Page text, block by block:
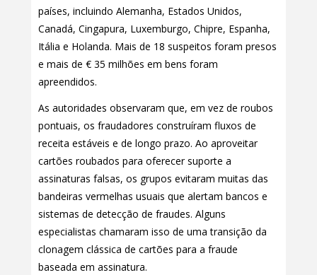
países, incluindo Alemanha, Estados Unidos,
Canadá, Cingapura, Luxemburgo, Chipre, Espanha,
Itália e Holanda. Mais de 18 suspeitos foram presos
e mais de € 35 milhões em bens foram
apreendidos.
As autoridades observaram que, em vez de roubos
pontuais, os fraudadores construíram fluxos de
receita estáveis e de longo prazo. Ao aproveitar
cartões roubados para oferecer suporte a
assinaturas falsas, os grupos evitaram muitas das
bandeiras vermelhas usuais que alertam bancos e
sistemas de detecção de fraudes. Alguns
especialistas chamaram isso de uma transição da
clonagem clássica de cartões para a fraude
baseada em assinatura.